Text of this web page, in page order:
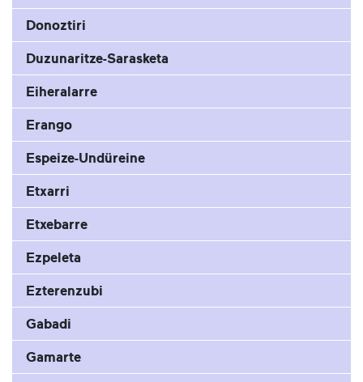
Donoztiri
Duzunaritze-Sarasketa
Eiheralarre
Erango
Espeize-Undüreine
Etxarri
Etxebarre
Ezpeleta
Ezterenzubi
Gabadi
Gamarte